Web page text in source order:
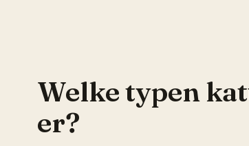
Welke typen
er?